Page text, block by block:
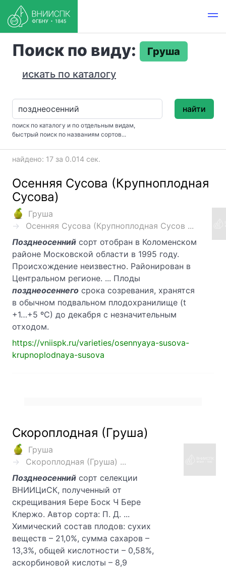
Поиск по виду:
Груша
искать по каталогу
поиск по каталогу и по отдельным видам,
быстрый поиск по названиям сортов...
найти
найдено: 17 за 0.014 сек.
Осенняя Сусова (Крупноплодная
Сусова)
Груша
Осенняя Сусова (Крупноплодная Сусов ...
Позднеосенний сорт отобран в Коломенском
районе Московской области в 1995 году.
Происхождение неизвестно. Районирован в
Центральном регионе. ... Плоды
позднеосеннего срока созревания, хранятся
в обычном подвальном плодохранилище (t
+1…+5 ºС) до декабря с незначительным
отходом.
https://vniispk.ru/varieties/osennyaya-susova-
krupnoplodnaya-susova
Скороплодная (Груша)
Груша
Скороплодная (Груша) ...
Позднеосенний сорт селекции
ВНИИЦиСК, полученный от
скрещивания Бере Боск Ч Бере
Клержо. Автор сорта: П. Д. ...
Химический состав плодов: сухих
веществ – 21,0%, сумма сахаров –
13,3%, общей кислотности – 0,58%,
аскорбиновой кислоты – 8,9